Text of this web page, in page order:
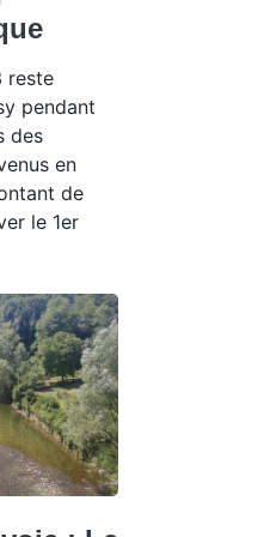
reste
pendant
des
en
de
le 1er